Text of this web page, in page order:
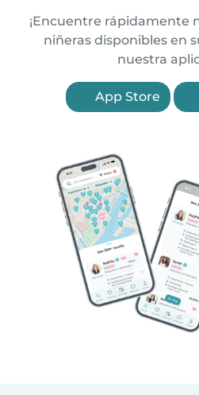
¡Encuentre rápidamente
niñeras disponibles en
nuestra
App Store